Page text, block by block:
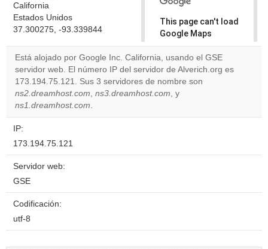
California
Estados Unidos
37.300275, -93.339844
This page can't load
Google Maps
correctly.
Do you
own this
website?
Está alojado por Google Inc. California, usando el GSE
servidor web. El número IP del servidor de Alverich.org es
173.194.75.121. Sus 3 servidores de nombre son
ns2.dreamhost.com, ns3.dreamhost.com, y
ns1.dreamhost.com.
IP:
173.194.75.121
Servidor web:
GSE
Codificación:
utf-8